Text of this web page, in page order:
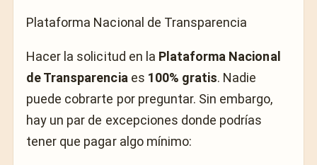
Plataforma Nacional de Transparencia
Hacer la solicitud en la Plataforma Nacional
de Transparenciaes 100% gratis. Nadie
puede cobrarte por preguntar. Sin embargo,
hay un par de excepciones donde podrías
tener que pagar algo mínimo: